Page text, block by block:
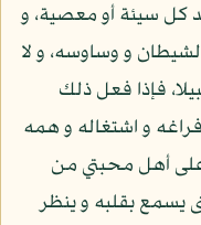
كل سيئة أو معصية، و
و وساوسه، و لا
فإذا فعل ذلك
و اشتغاله و همه
على أهل محبتي من
يسمع بقلبه و ينظر